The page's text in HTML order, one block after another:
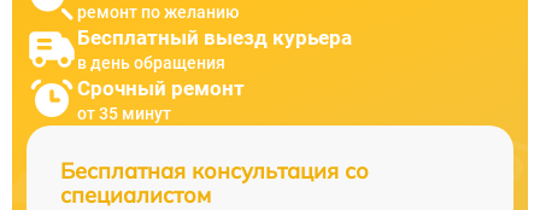
ремонт по желанию
Бесплатный выезд курьера
в день обращения
Срочный ремонт
от 35 минут
Бесплатная консультация со
специалистом